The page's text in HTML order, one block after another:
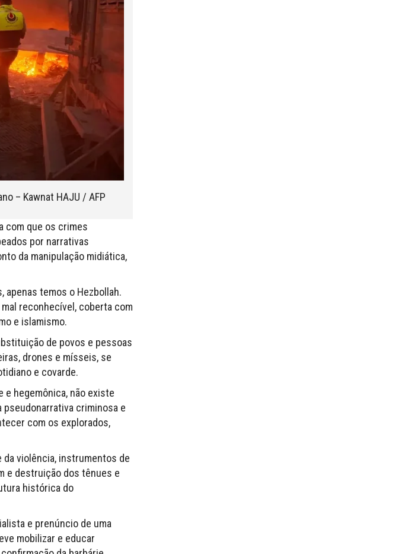
– Kawnat HAJU / AFP
com que os crimes
por narrativas
da manipulação midiática,
apenas temos o Hezbollah.
reconhecível, coberta com
e islamismo.
de povos e pessoas
drones e mísseis, se
e covarde.
e hegemônica, não existe
pseudonarrativa criminosa e
com os explorados,
da violência, instrumentos de
e destruição dos tênues e
histórica do
e prenúncio de uma
mobilizar e educar